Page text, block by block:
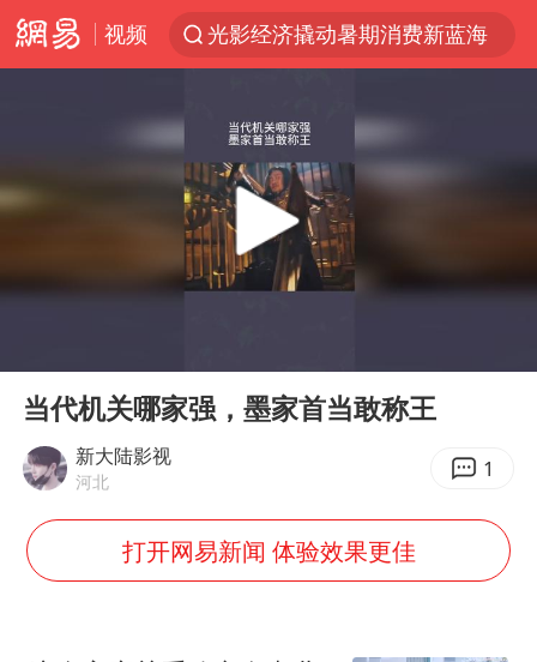
视频
光影经济撬动暑期消费新蓝海
“新疆的交警怎么个个像我妈”
情侣平潭拍日出坠崖1死1伤
郑丽文：台湾从来没有“独立”过
几元成本的AI广告导致千万市值蒸发
Play
当代机关哪家强，墨家首当敢称王
新大陆影视
河北 1
打开网易新闻 体验效果更佳